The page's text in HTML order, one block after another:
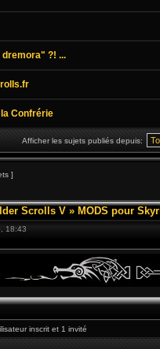
dremora" ?! ...
Confrérie
Afficher les sujets publiés depuis:
]
Scrolls V » MODS pour
18:43
inscrit et 1 invité